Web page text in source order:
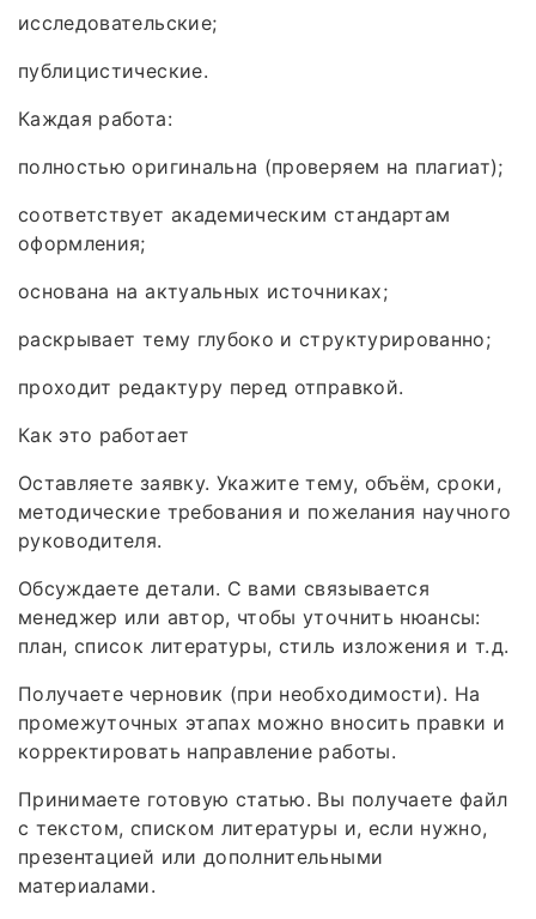
исследовательские;
публицистические.
Каждая работа:
полностью оригинальна (проверяем на плагиат);
соответствует академическим стандартам
оформления;
основана на актуальных источниках;
раскрывает тему глубоко и структурированно;
проходит редактуру перед отправкой.
Как это работает
Оставляете заявку. Укажите тему, объём, сроки,
методические требования и пожелания научного
руководителя.
Обсуждаете детали. С вами связывается
менеджер или автор, чтобы уточнить нюансы:
план, список литературы, стиль изложения и т. д.
Получаете черновик (при необходимости). На
промежуточных этапах можно вносить правки и
корректировать направление работы.
Принимаете готовую статью. Вы получаете файл
с текстом, списком литературы и, если нужно,
презентацией или дополнительными
материалами.